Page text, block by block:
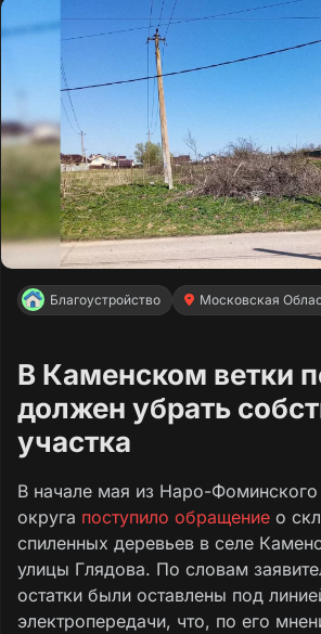
Благоустройство Московская
В Каменском ветки
должен убрать
участка
В начале мая из Наро-Фоминского
округа поступило обращение о
спиленных деревьев в селе
улицы Глядова. По словам
остатки были оставлены под
электропередачи, что, по его